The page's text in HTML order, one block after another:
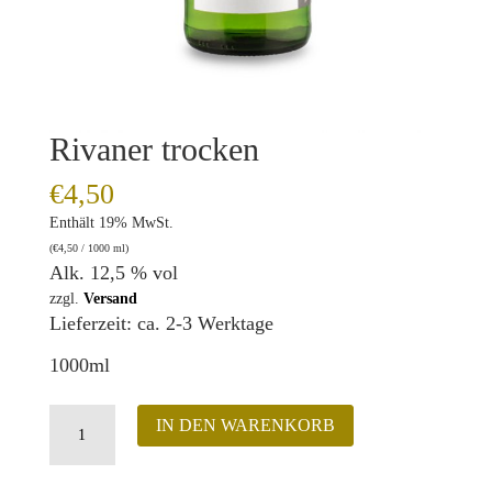
Rivaner trocken
€4,50
Enthält 19% MwSt.
(€4,50/ 1000 ml)
Alk. 12,5 % vol
zzgl. Versand
Lieferzeit: ca. 2-3 Werktage
1000ml
trocken
Menge
IN DEN WARENKORB